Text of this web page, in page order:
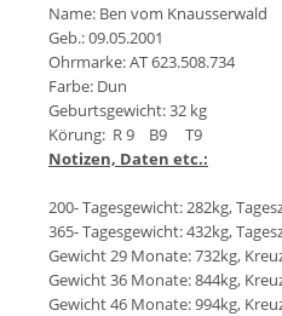
Name: Ben vom Knausserwald
Geb.: 09.05.2001
Ohrmarke: AT 623.508.734
Farbe: Dun
Geburtsgewicht: 32 kg
Körung: R 9 B9 T9
Notizen, Daten etc.:
200- Tagesgewicht: 282kg,
365- Tagesgewicht: 432kg,
Gewicht 29 Monate: 732kg,
Gewicht 36 Monate: 844kg,
Gewicht 46 Monate: 994kg,